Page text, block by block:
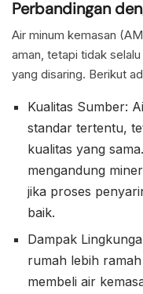
Perbandingan
Air minum kemasan
aman, tetapi tidak
yang disaring. Berikut
Kualitas Sumber:
standar tertentu,
kualitas yang
mengandung
jika proses
baik.
Dampak
rumah lebih
membeli air